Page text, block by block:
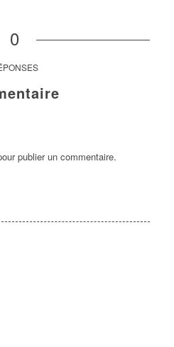
0
publier un commentaire.